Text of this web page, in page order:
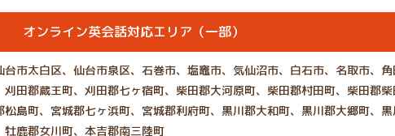
オンライン英会話対応エリア（一部）
市太白区、仙台市泉区、石巻市、塩竈市、気仙沼市、白石市、名取市、
田郡蔵王町、刈田郡七ヶ宿町、柴田郡大河原町、柴田郡村田町、柴田郡
島町、宮城郡七ヶ浜町、宮城郡利府町、黒川郡大和町、黒川郡大郷町、
鹿郡女川町、本吉郡南三陸町